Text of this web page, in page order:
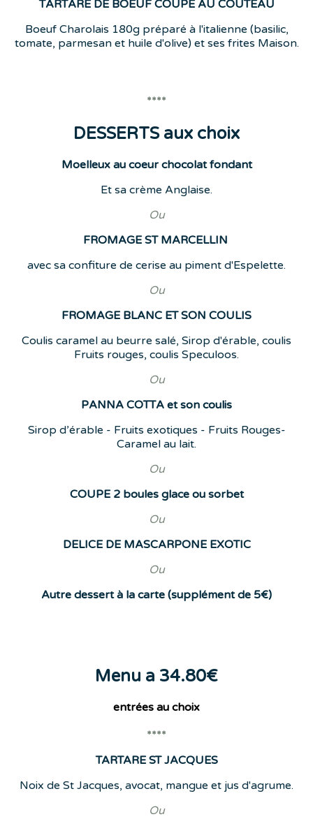
TARTARE DE BOEUF COUPE AU COUTEAU
Boeuf Charolais 180g préparé à l'italienne (basilic,
tomate, parmesan et huile d'olive) et ses frites Maison.
****
DESSERTS aux choix
Moelleux au coeur chocolat fondant
Et sa crème Anglaise.
Ou
FROMAGE ST MARCELLIN
avec sa confiture de cerise au piment d'Espelette.
Ou
FROMAGE BLANC ET SON COULIS
Coulis caramel au beurre salé, Sirop d'érable, coulis
Fruits rouges, coulis Speculoos.
Ou
PANNA COTTA et son coulis
Sirop d’érable - Fruits exotiques - Fruits Rouges-
Caramel au lait.
Ou
COUPE 2 boules glace ou sorbet
Ou
DELICE DE MASCARPONE EXOTIC
Ou
Autre dessert à la carte (supplément de 5€)
Menu a 34.80€
entrées au choix
****
TARTARE ST JACQUES
Noix de St Jacques, avocat, mangue et jus d'agrume.
Ou